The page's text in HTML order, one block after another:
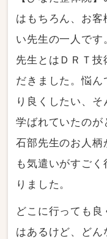
はもちろん、お
い先生の一人です
先生とはＤＲＴ技
だきました。悩
り良くしたい、
学ばれていたのが
石部先生のお人柄
も気遣いがすご
りました。
どこに行っても
はあるけど、どん